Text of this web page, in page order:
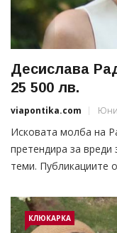
Десислава
25 500 лв.
viapontika.com Юни
Исковата молба на
претендира за вреди
теми. Публикациите
КЛЮКАРКА